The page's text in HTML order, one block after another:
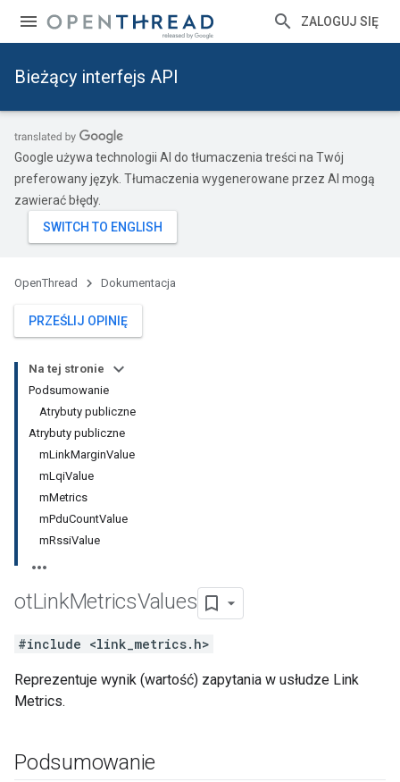
ZALOGUJ SIĘ
Bieżący interfejs API
Google używa technologii AI do tłumaczenia treści na Twój
preferowany język. Tłumaczenia wygenerowane przez AI mogą
zawierać błędy.
OpenThread Dokumentacja
PRZEŚLIJ OPINIĘ
Na tej stronie
Podsumowanie
Atrybuty publiczne
Atrybuty publiczne
mLinkMarginValue
mLqiValue
mMetrics
mPduCountValue
mRssiValue
otLinkMetricsValues
#include <link_metrics.h>
Reprezentuje wynik (wartość) zapytania w usłudze Link
Metrics.
Podsumowanie